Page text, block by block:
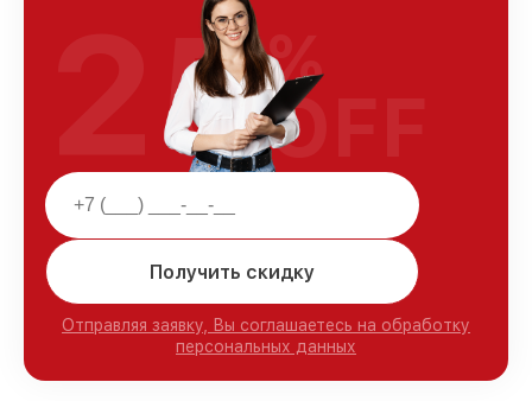
Получить скидку
Отправляя заявку, Вы соглашаетесь на обработку
персональных данных
25%
OFF